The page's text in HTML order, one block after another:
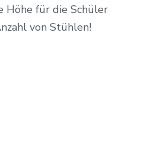
Höhe für die Schüler
von Stühlen!